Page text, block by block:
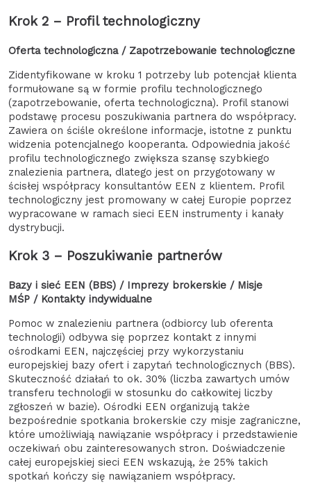
Krok 2 – Profil technologiczny
Oferta technologiczna / Zapotrzebowanie technologiczne
Zidentyfikowane w kroku 1 potrzeby lub potencjał klienta
formułowane są w formie profilu technologicznego
(zapotrzebowanie, oferta technologiczna). Profil stanowi
podstawę procesu poszukiwania partnera do współpracy.
Zawiera on ściśle określone informacje, istotne z punktu
widzenia potencjalnego kooperanta. Odpowiednia jakość
profilu technologicznego zwiększa szansę szybkiego
znalezienia partnera, dlatego jest on przygotowany w
ścisłej współpracy konsultantów EEN z klientem. Profil
technologiczny jest promowany w całej Europie poprzez
wypracowane w ramach sieci EEN instrumenty i kanały
dystrybucji.
Krok 3 – Poszukiwanie partnerów
Bazy i sieć EEN (BBS) / Imprezy brokerskie / Misje
MŚP / Kontakty indywidualne
Pomoc w znalezieniu partnera (odbiorcy lub oferenta
technologii) odbywa się poprzez kontakt z innymi
ośrodkami EEN, najczęściej przy wykorzystaniu
europejskiej bazy ofert i zapytań technologicznych (BBS).
Skuteczność działań to ok. 30% (liczba zawartych umów
transferu technologii w stosunku do całkowitej liczby
zgłoszeń w bazie). Ośrodki EEN organizują także
bezpośrednie spotkania brokerskie czy misje zagraniczne,
które umożliwiają nawiązanie współpracy i przedstawienie
oczekiwań obu zainteresowanych stron. Doświadczenie
całej europejskiej sieci EEN wskazują, że 25% takich
spotkań kończy się nawiązaniem współpracy.